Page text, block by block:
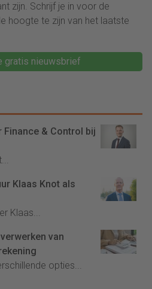
zijn. Schrijf je in voor de
hoogte te zijn van het laatste
gratis nieuwsbrief
Finance & Control bij
Klaas Knot als
Klaas...
van
opties...